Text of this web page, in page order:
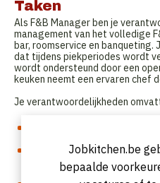
Taken
Als F&B Manager ben je
management van het volledige
bar, roomservice en
dat tijdens piekperiodes wordt
wordt ondersteund door een
keuken neemt een ervaren chef
Je verantwoordelijkheden
Je staat in voor
aanwervingen, stelt
ondersteunt het team.
Jobkitchen.be
bepaalde